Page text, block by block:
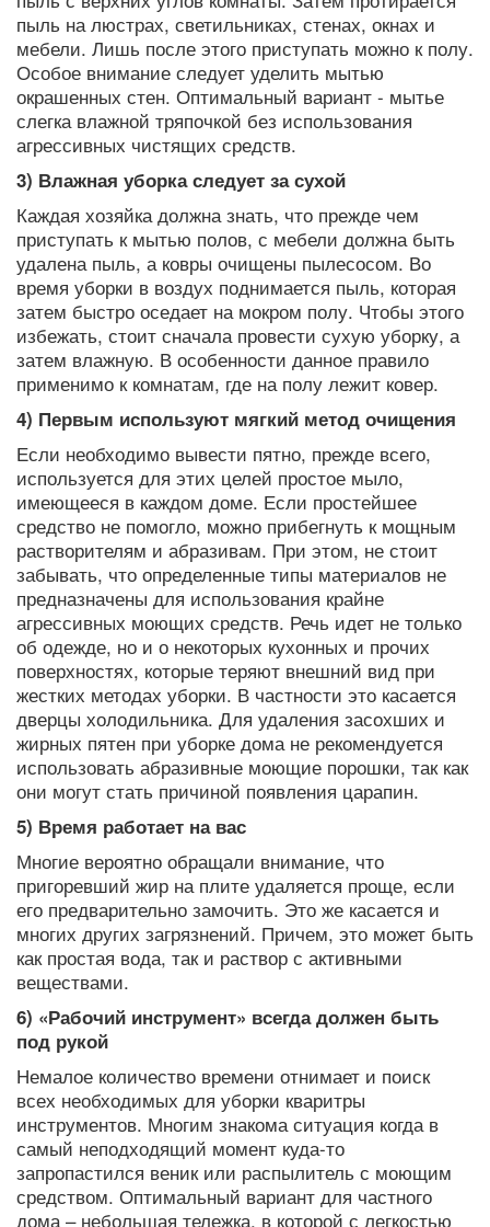
пыль на люстрах, светильниках, стенах, окнах и
мебели. Лишь после этого приступать можно к полу.
Особое внимание следует уделить мытью
окрашенных стен. Оптимальный вариант - мытье
слегка влажной тряпочкой без использования
агрессивных чистящих средств.
3) Влажная уборка следует за сухой
Каждая хозяйка должна знать, что прежде чем
приступать к мытью полов, с мебели должна быть
удалена пыль, а ковры очищены пылесосом. Во
время уборки в воздух поднимается пыль, которая
затем быстро оседает на мокром полу. Чтобы этого
избежать, стоит сначала провести сухую уборку, а
затем влажную. В особенности данное правило
применимо к комнатам, где на полу лежит ковер.
4) Первым используют мягкий метод очищения
Если необходимо вывести пятно, прежде всего,
используется для этих целей простое мыло,
имеющееся в каждом доме. Если простейшее
средство не помогло, можно прибегнуть к мощным
растворителям и абразивам. При этом, не стоит
забывать, что определенные типы материалов не
предназначены для использования крайне
агрессивных моющих средств. Речь идет не только
об одежде, но и о некоторых кухонных и прочих
поверхностях, которые теряют внешний вид при
жестких методах уборки. В частности это касается
дверцы холодильника. Для удаления засохших и
жирных пятен при уборке дома не рекомендуется
использовать абразивные моющие порошки, так как
они могут стать причиной появления царапин.
5) Время работает на вас
Многие вероятно обращали внимание, что
пригоревший жир на плите удаляется проще, если
его предварительно замочить. Это же касается и
многих других загрязнений. Причем, это может быть
как простая вода, так и раствор с активными
веществами.
6) «Рабочий инструмент» всегда должен быть
под рукой
Немалое количество времени отнимает и поиск
всех необходимых для уборки кваритры
инструментов. Многим знакома ситуация когда в
самый неподходящий момент куда-то
запропастился веник или распылитель с моющим
средством. Оптимальный вариант для частного
дома – небольшая тележка, в которой с легкостью